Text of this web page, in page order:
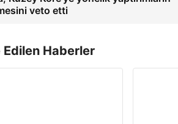
veto etti
Haberler